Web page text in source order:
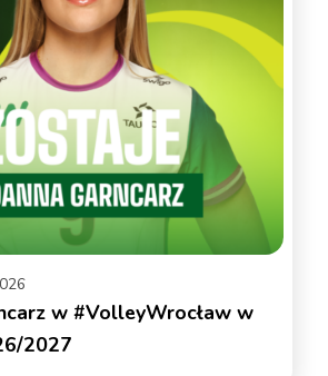
w #VolleyWrocław w
2027